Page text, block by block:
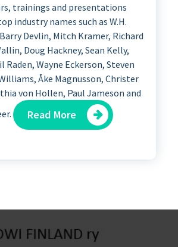
trainings and presentations
industry names such as W.H.
Devlin, Mitch Kramer, Richard
Doug Hackney, Sean Kelly,
Raden, Wayne Eckerson, Steven
Åke Magnusson, Christer
von Hollen, Paul Jameson and
Read More